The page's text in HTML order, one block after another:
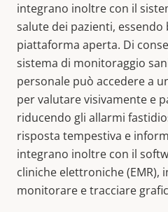
integrano inoltre con il
salute dei pazienti, essendo
piattaforma aperta. Di
sistema di monitoraggio
personale può accedere a
per valutare visivamente e
riducendo gli allarmi
risposta tempestiva e
integrano inoltre con il
cliniche elettroniche (EMR),
monitorare e tracciare